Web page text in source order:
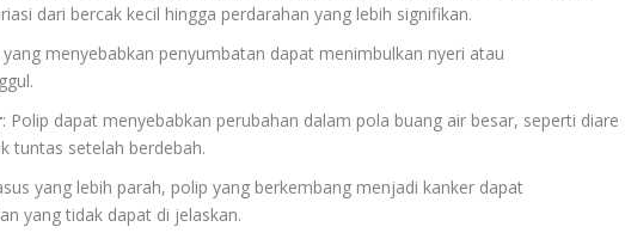
dari bercak kecil hingga perdarahan yang lebih signifikan.
menyebabkan penyumbatan dapat menimbulkan nyeri atau
: Polip dapat menyebabkan perubahan dalam pola buang air besar, seperti diare
tuntas setelah berdebah.
yang lebih parah, polip yang berkembang menjadi kanker dapat
yang tidak dapat di jelaskan.